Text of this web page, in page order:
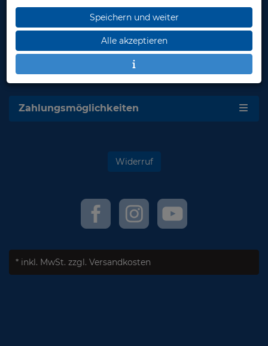
Rechtliches
Zahlungsmöglichkeiten
Widerruf
* inkl. MwSt. zzgl. Versandkosten
Speichern und weiter
Alle akzeptieren